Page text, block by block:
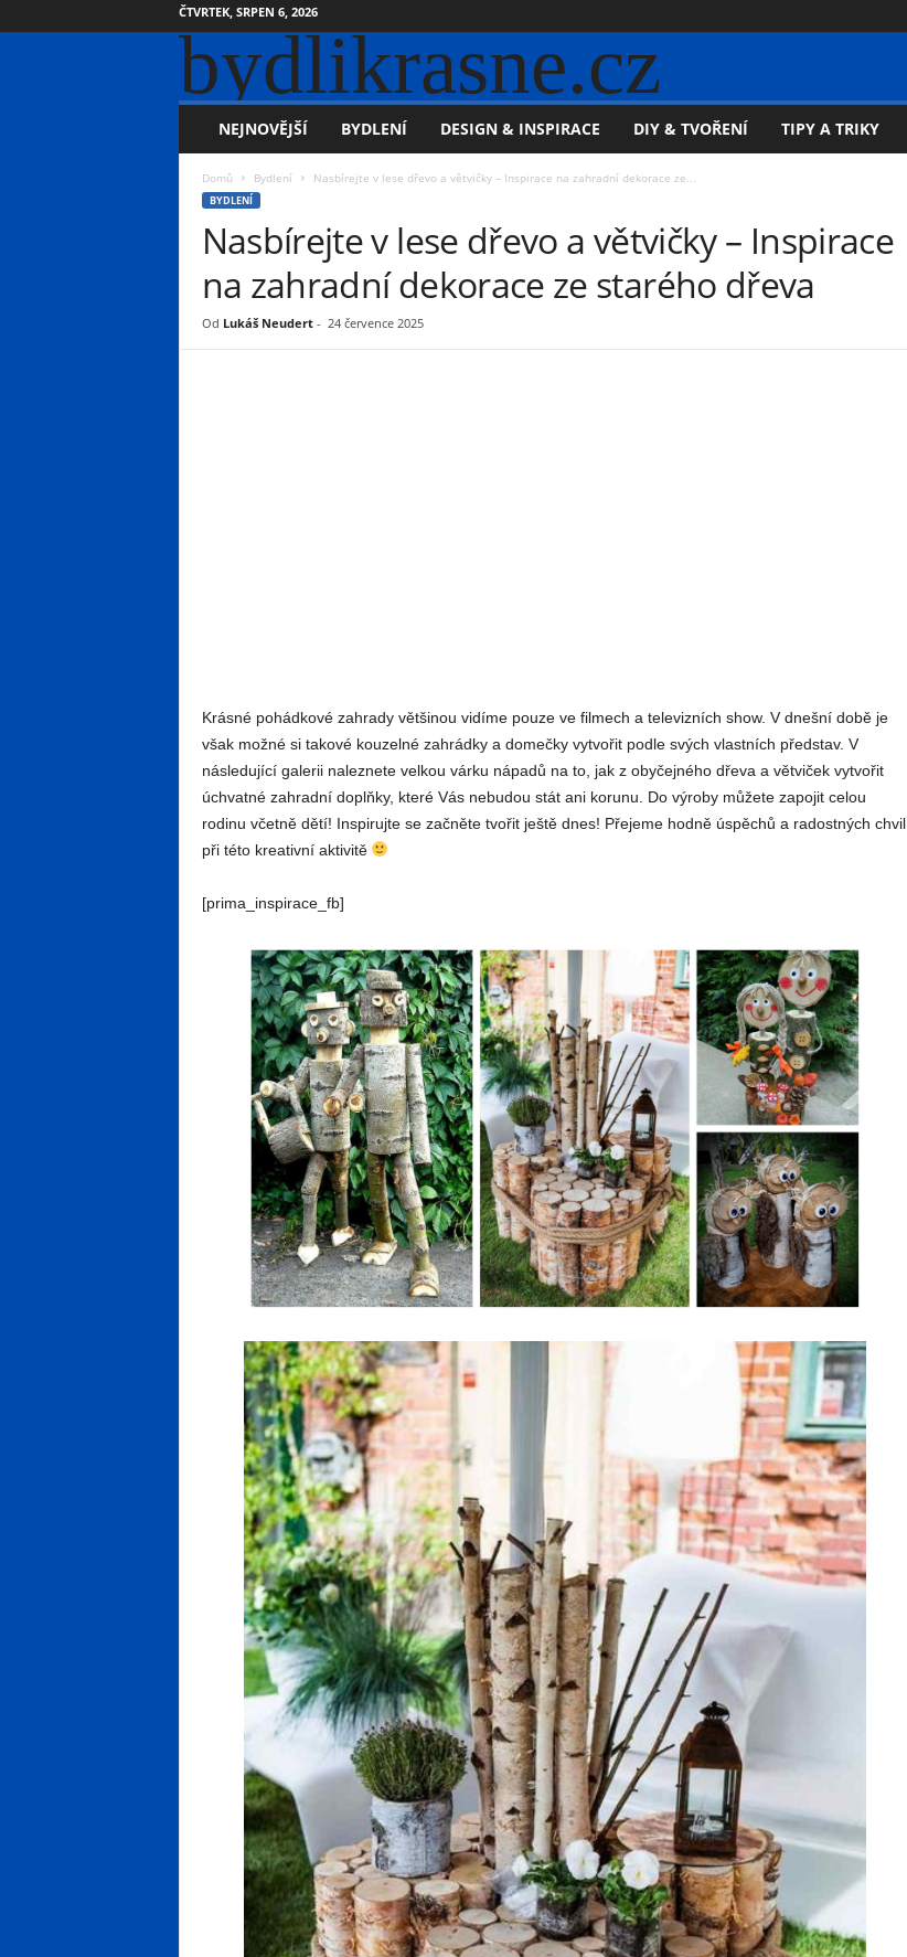
ČTVRTEK, SRPEN 6, 2026
bydlikrasne.cz
NEJNOVĚJŠÍ BYDLENÍ DESIGN & INSPIRACE DIY & TVOŘENÍ TIPY A TRIKY
Domů Bydlení Nasbírejte v lese dřevo a větvičky – Inspirace na zahradní dekorace ze...
BYDLENÍ
Nasbírejte v lese dřevo a větvičky – Inspirace
na zahradní dekorace ze starého dřeva
Od Lukáš Neudert- 24 července 2025
Krásné pohádkové zahrady většinou vidíme pouze ve filmech a televizních show. V dnešní době je
však možné si takové kouzelné zahrádky a domečky vytvořit podle svých vlastních představ. V
následující galerii naleznete velkou várku nápadů na to, jak z obyčejného dřeva a větviček vytvořit
úchvatné zahradní doplňky, které Vás nebudou stát ani korunu. Do výroby můžete zapojit celou
rodinu včetně dětí! Inspirujte se začněte tvořit ještě dnes! Přejeme hodně úspěchů a radostných chvil
při této kreativní aktivitě
[prima_inspirace_fb]